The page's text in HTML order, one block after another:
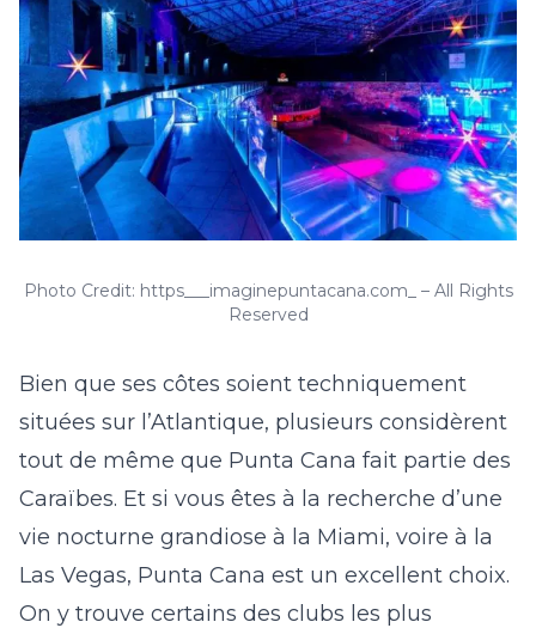
Photo Credit: https___imaginepuntacana.com_ – All Rights
Reserved
Bien que ses côtes soient techniquement
situées sur l’Atlantique, plusieurs considèrent
tout de même que Punta Cana fait partie des
Caraïbes. Et si vous êtes à la recherche d’une
vie nocturne grandiose à la Miami, voire à la
Las Vegas, Punta Cana est un excellent choix.
On y trouve certains des clubs les plus